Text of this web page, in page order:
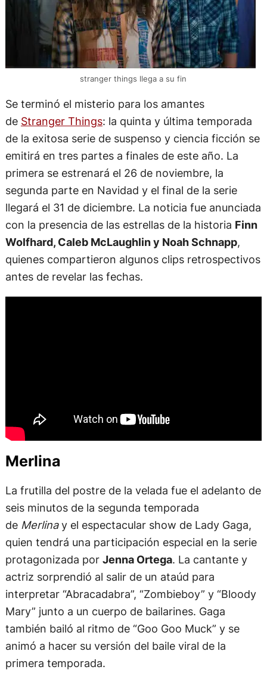
stranger things llega a su fin
Se terminó el misterio para los amantes
de Stranger Things: la quinta y última temporada
de la exitosa serie de suspenso y ciencia ficción se
emitirá en tres partes a finales de este año. La
primera se estrenará el 26 de noviembre, la
segunda parte en Navidad y el final de la serie
llegará el 31 de diciembre. La noticia fue anunciada
con la presencia de las estrellas de la historia Finn
Wolfhard, Caleb McLaughlin y Noah Schnapp,
quienes compartieron algunos clips retrospectivos
antes de revelar las fechas.
Merlina
La frutilla del postre de la velada fue el adelanto de
seis minutos de la segunda temporada
de Merlinay el espectacular show de Lady Gaga,
quien tendrá una participación especial en la serie
protagonizada por Jenna Ortega. La cantante y
actriz sorprendió al salir de un ataúd para
interpretar “Abracadabra”, “Zombieboy” y “Bloody
Mary” junto a un cuerpo de bailarines. Gaga
también bailó al ritmo de “Goo Goo Muck” y se
animó a hacer su versión del baile viral de la
primera temporada.